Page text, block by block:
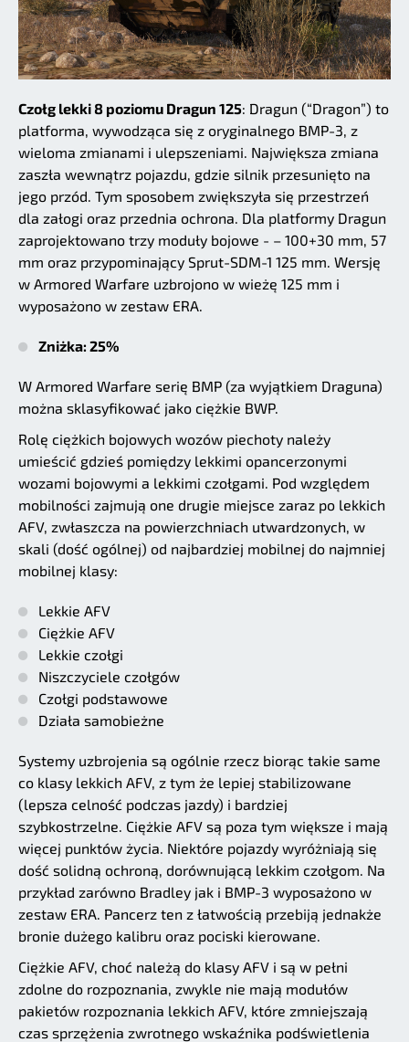
Czołg lekki 8 poziomu Dragun 125: Dragun (“Dragon”) to
platforma, wywodząca się z oryginalnego BMP-3, z
wieloma zmianami i ulepszeniami. Największa zmiana
zaszła wewnątrz pojazdu, gdzie silnik przesunięto na
jego przód. Tym sposobem zwiększyła się przestrzeń
dla załogi oraz przednia ochrona. Dla platformy Dragun
zaprojektowano trzy moduły bojowe - – 100+30 mm, 57
mm oraz przypominający Sprut-SDM-1 125 mm. Wersję
w Armored Warfare uzbrojono w wieżę 125 mm i
wyposażono w zestaw ERA.
Zniżka: 25%
W Armored Warfare serię BMP (za wyjątkiem Draguna)
można sklasyfikować jako ciężkie BWP.
Rolę ciężkich bojowych wozów piechoty należy
umieścić gdzieś pomiędzy lekkimi opancerzonymi
wozami bojowymi a lekkimi czołgami. Pod względem
mobilności zajmują one drugie miejsce zaraz po lekkich
AFV, zwłaszcza na powierzchniach utwardzonych, w
skali (dość ogólnej) od najbardziej mobilnej do najmniej
mobilnej klasy:
Lekkie AFV
Ciężkie AFV
Lekkie czołgi
Niszczyciele czołgów
Czołgi podstawowe
Działa samobieżne
Systemy uzbrojenia są ogólnie rzecz biorąc takie same
co klasy lekkich AFV, z tym że lepiej stabilizowane
(lepsza celność podczas jazdy) i bardziej
szybkostrzelne. Ciężkie AFV są poza tym większe i mają
więcej punktów życia. Niektóre pojazdy wyróżniają się
dość solidną ochroną, dorównującą lekkim czołgom. Na
przykład zarówno Bradley jak i BMP-3 wyposażono w
zestaw ERA. Pancerz ten z łatwością przebiją jednakże
bronie dużego kalibru oraz pociski kierowane.
Ciężkie AFV, choć należą do klasy AFV i są w pełni
zdolne do rozpoznania, zwykle nie mają modułów
pakietów rozpoznania lekkich AFV, które zmniejszają
czas sprzężenia zwrotnego wskaźnika podświetlenia